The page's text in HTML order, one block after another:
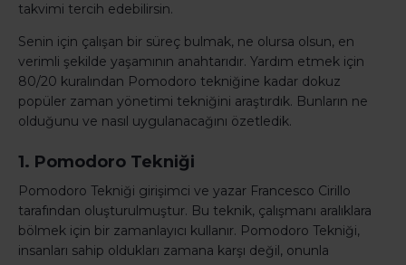
takvimi tercih edebilirsin.
Senin için çalışan bir süreç bulmak, ne olursa olsun, en
verimli şekilde yaşamının anahtarıdır. Yardım etmek için
80/20 kuralından Pomodoro tekniğine kadar dokuz
popüler zaman yönetimi tekniğini araştırdık. Bunların ne
olduğunu ve nasıl uygulanacağını özetledik.
1. Pomodoro Tekniği
Pomodoro Tekniği girişimci ve yazar Francesco Cirillo
tarafından oluşturulmuştur. Bu teknik, çalışmanı aralıklara
bölmek için bir zamanlayıcı kullanır. Pomodoro Tekniği,
insanları sahip oldukları zamana karşı değil, onunla